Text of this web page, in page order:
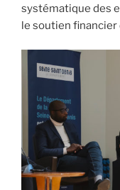
systématique des
le soutien financier